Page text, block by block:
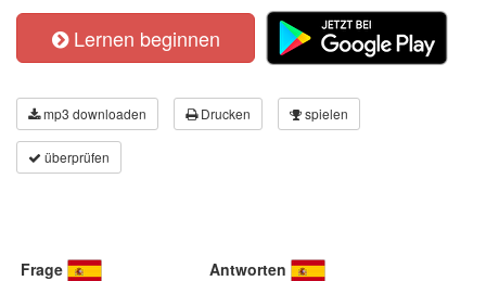
Lernen beginnen
mp3 downloaden Drucken spielen
überprüfen
Frage Antworten